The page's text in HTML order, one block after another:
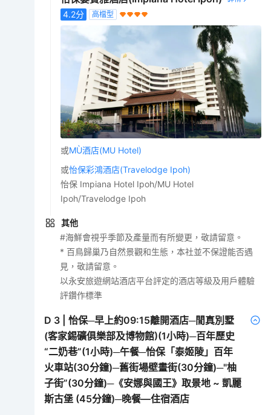
4.2分 高檔型
或MÙ酒店(MU Hotel)
或怡保彩鴻酒店(Travelodge Ipoh)
怡保 Impiana Hotel Ipoh/MU Hotel
Ipoh/Travelodge Ipoh
其他
#海鮮會視乎季節及產量而有所變更，敬請留意。
* 百鳥歸巢乃自然景觀和生態，本社並不保證能否遇
見，敬請留意。
以永安旅遊網站酒店平台評定的酒店等級及用戶體驗
評鑽作標準
D 3 |怡保─早上約09:15離開酒店─閒真別墅
(客家錫礦俱樂部及博物館)(1小時)─百年歷史
“二奶巷”(1小時)─午餐─怡保「泰姬陵」百年
火車站(30分鐘)─舊街場壁畫街(30分鐘)─"柚
子街”(30分鐘)─《安娜與國王》取景地 ~ 凱麗
斯古堡 (45分鐘)─晚餐—住宿酒店